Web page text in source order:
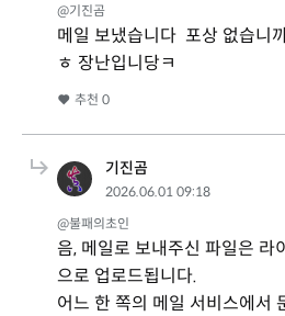
@기진곰
메일 보냈습니다 포상 없습니
ㅎ 장난입니당ㅋ
추천 0
기진곰
2026.06.01 09:18
@불패의초인
음, 메일로 보내주신 파일은
으로 업로드됩니다.
어느 한 쪽의 메일 서비스에서